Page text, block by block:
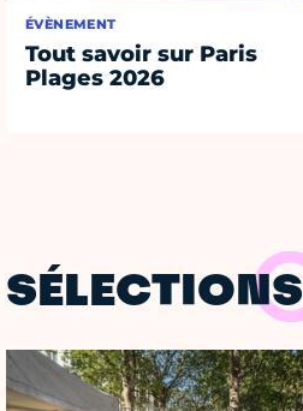
ÉVÈNEMENT
Tout savoir sur Paris
Plages 2026
SÉLECTIONS